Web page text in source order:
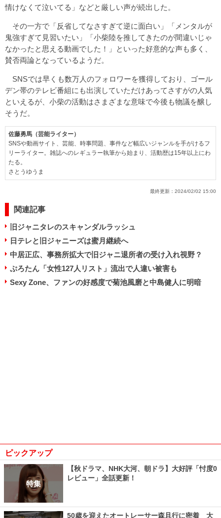
情けなくて泣いてる」などと厳しい声が続出した。
その一方で「反省してなさすぎて逆に面白い」「メンタルが
鬼強すぎて見習いたい」「小柴陸を推してきたのが間違いじゃ
なかったと思える動画でした！」といった好意的な声も多く、
賛否両論となっているようだ。
SNSでは早くも数万人のフォロワーを獲得しており、ゴール
デン帯のテレビ番組にも出演していただけあってさすがの人気
といえるが、小柴の活動はさまざまな意味で今後も物議を醸し
そうだ。
佐藤勇馬（芸能ライター）
SNSや動画サイト、芸能、時事問題、事件など幅広いジャンルを手がけるフ
リーライター。雑誌へのレギュラー執筆から始まり、活動歴は15年以上にわ
たる。
さとうゆうま
最終更新： 2024/02/02 15:00
関連記事
旧ジャニタレのスキャンダルラッシュ
日テレと旧ジャニーズは蜜月継続へ
中居正広、事務所拡大で旧ジャニ退所者の受け入れ視野？
ぷろたん「女性127人リスト」流出で人違い被害も
Sexy Zone、ファンの好感度で菊池風磨と中島健人に明暗
ピックアップ
特集
【秋ドラマ、NHK大河、朝ドラ】大好評「忖度0
レビュー」全話更新！
50歳を迎えたオートレーサー森且行に密着 大